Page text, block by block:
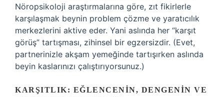
Nöropsikoloji araştırmalarına göre, zıt fikirlerle
karşılaşmak beynin problem çözme ve yaratıcılık
merkezlerini aktive eder. Yani aslında her “karşıt
görüş” tartışması, zihinsel bir egzersizdir. (Evet,
partnerinizle akşam yemeğinde tartışırken aslında
beyin kaslarınızı çalıştırıyorsunuz.)
KARŞITLIK: EĞLENCENIN, DENGENIN VE